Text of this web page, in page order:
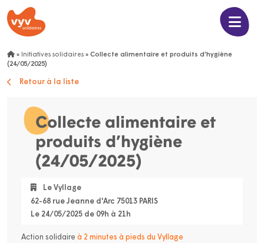
» Initiatives solidaires » Collecte alimentaire et produits d’hygiène
(24/05/2025)
Retour à la liste
Collecte alimentaire et
produits d’hygiène
(24/05/2025)
Le Vyllage
62-68 rue Jeanne d'Arc 75013 PARIS
Le 24/05/2025 de 09h à 21h
Action solidaire à 2 minutes à pieds du Vyllage